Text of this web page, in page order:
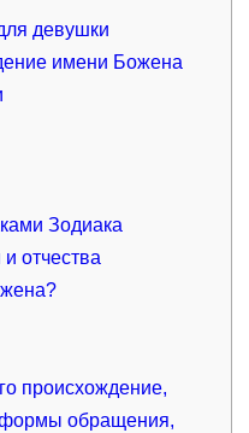
девушки
имени Божена
Зодиака
отчества
происхождение,
формы обращения,